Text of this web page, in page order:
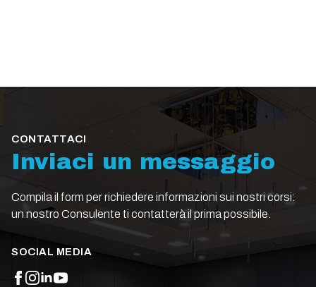
CONTATTACI
Inviaci un messaggio
Compila il form per richiedere informazioni sui nostri corsi:
un nostro Consulente ti contatterà il prima possibile.
SOCIAL MEDIA